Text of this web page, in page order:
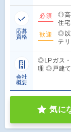
応募
資格
必須
◎高
住
歓迎
◎以
テ
会社
概要
◎LPガス
理 ◎戸建
気に